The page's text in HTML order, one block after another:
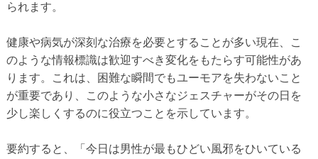
られます。
健康や病気が深刻な治療を必要とすることが多い現在、こ
のような情報標識は歓迎すべき変化をもたらす可能性があ
ります。これは、困難な瞬間でもユーモアを失わないこと
が重要であり、このような小さなジェスチャーがその日を
少し楽しくするのに役立つことを示しています。
要約すると、「今日は男性が最もひどい風邪をひいている